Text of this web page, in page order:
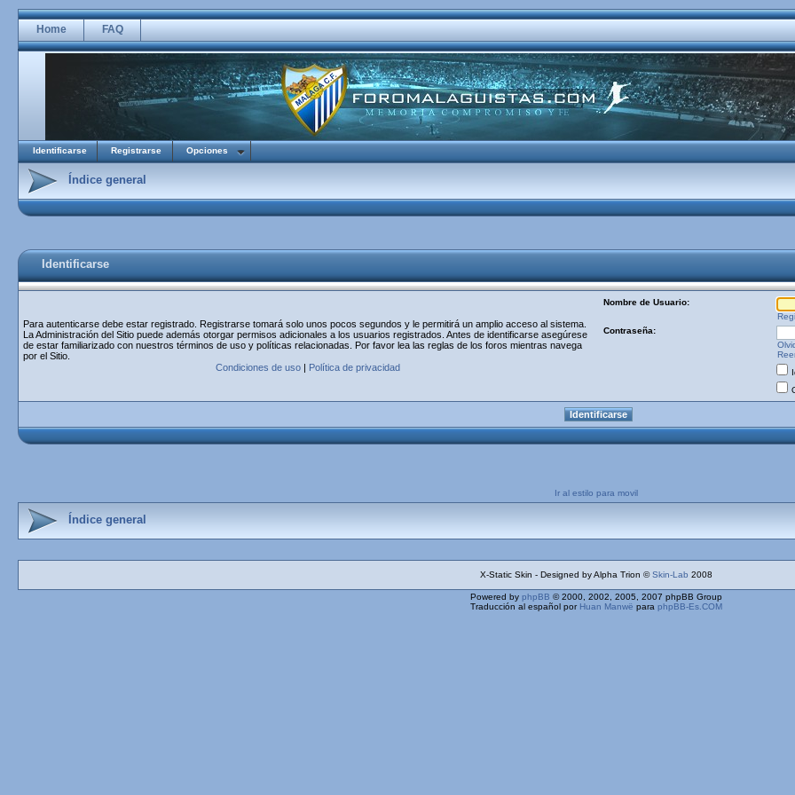
Home FAQ
Identificarse Registrarse Opciones
Índice general
Identificarse
Para autenticarse debe estar registrado. Registrarse tomará solo unos pocos segundos y le permitirá un amplio acceso al sistema.
La Administración del Sitio puede además otorgar permisos adicionales a los usuarios registrados. Antes de identificarse asegúrese
de estar familiarizado con nuestros términos de uso y políticas relacionadas. Por favor lea las reglas de los foros mientras navega
por el Sitio.
Condiciones de uso| Política de privacidad
Nombre de Usuario:
Contraseña:
Ir al estilo para movil
Índice general
X-Static Skin - Designed by Alpha Trion ©Skin-Lab 2008
Powered by phpBB © 2000, 2002, 2005, 2007 phpBB Group
Traducción al español por Huan Manwë para phpBB-Es.COM